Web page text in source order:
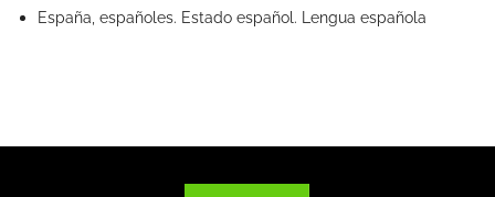
España, españoles. Estado español. Lengua española